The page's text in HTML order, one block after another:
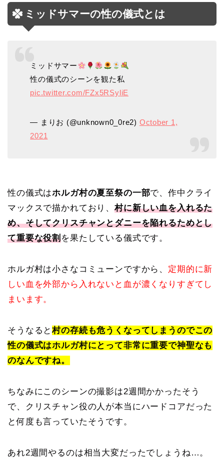
ミッドサマーの性の儀式とは
ミッドサマー
性の儀式のシーンを観た私
pic.twitter.com/FZx5RSyliE
— まりお (@unknown0_0re2) October 1,
2021
性の儀式はホルガ村の夏至祭の一部で、作中クライ
マックスで描かれており、村に新しい血を入れるた
め、そしてクリスチャンとダニーを陥れるためとし
て重要な役割を果たしている儀式です。
ホルガ村は小さなコミューンですから、 定期的に新
しい血を外部から入れないと血が濃くなりすぎてし
まいます。
そうなると村の存続も危うくなってしまうのでこの
性の儀式はホルガ村にとって非常に重要で神聖なも
のなんですね。
ちなみにこのシーンの撮影は2週間かかったそう
で、クリスチャン役の人が本当にハードコアだった
と何度も言っていたそうです。
あれ2週間やるのは相当大変だったでしょうね…。